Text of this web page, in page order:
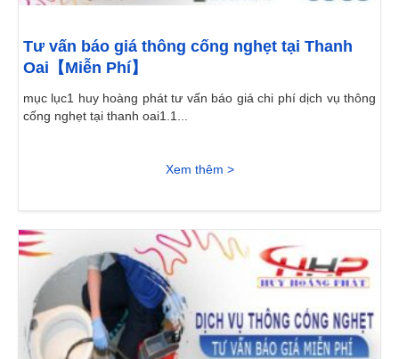
Tư vấn báo giá thông cống nghẹt tại Thanh
Oai【Miễn Phí】
mục lục1 huy hoàng phát tư vấn báo giá chi phí dịch vụ thông
cống nghẹt tại thanh oai1.1...
Xem thêm >